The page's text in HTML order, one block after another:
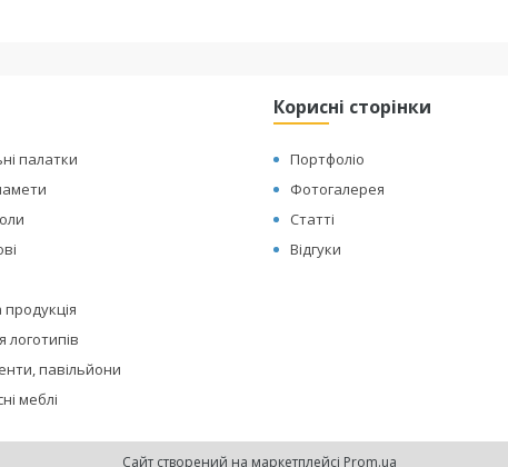
палатки
продукція
логотипів
павільйони
меблі
Корисні сторінки
Портфоліо
Фотогалерея
Статті
Відгуки
Сайт створений на маркетплейсі Prom.ua